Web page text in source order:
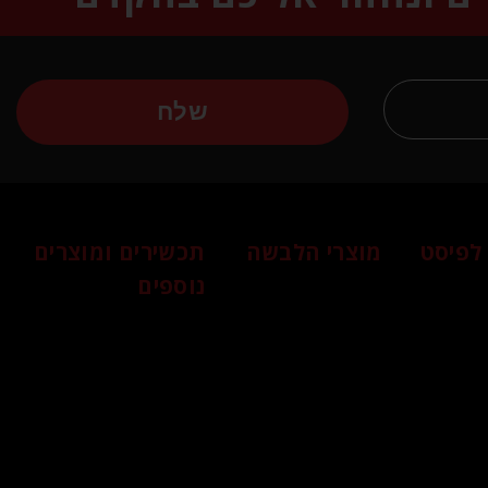
שלח
לפיסט מוצרי הלבשה
תכשירים ומוצרים
נוספים